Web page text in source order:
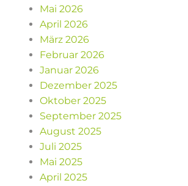
Mai 2026
April 2026
März 2026
Februar 2026
Januar 2026
Dezember 2025
Oktober 2025
September 2025
August 2025
Juli 2025
Mai 2025
April 2025